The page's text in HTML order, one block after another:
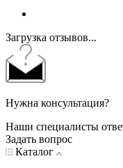
Загрузка отзывов...
Нужна консультация?
Наши специалисты
Задать вопрос
Каталог